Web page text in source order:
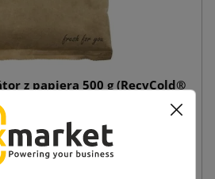
z papiera 500 g (RecyCold®
s potlačou
1,07 € s DPH